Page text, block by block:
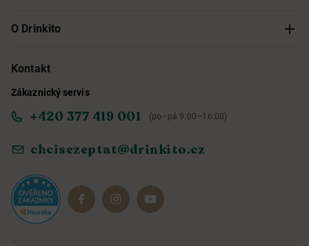
Sledování objednávky
Obchodní podmínky
Reklamace a vrácení
O Drinkito
O nás
Informace o přístupnosti služby
Dárkové sady
Kontakt
Zákaznický servis
+420 377 419 001 (po–pá 9:00–16:00)
chcisezeptat@drinkito.cz